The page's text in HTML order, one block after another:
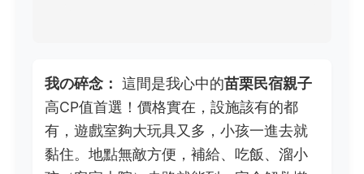
我の碎念： 這間是我心中的苗栗民宿親子
高CP值首選！價格實在，設施該有的都
有，遊戲室夠大玩具又多，小孩一進去就
黏住。地點無敵方便，補給、吃飯、溜小